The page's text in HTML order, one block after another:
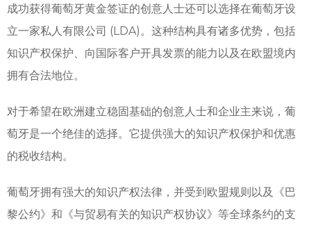
成功获得葡萄牙黄金签证的创意人士还可以选择在葡萄牙设
立一家私人有限公司 (LDA)。这种结构具有诸多优势，包括
知识产权保护、向国际客户开具发票的能力以及在欧盟境内
拥有合法地位。
对于希望在欧洲建立稳固基础的创意人士和企业主来说，葡
萄牙是一个绝佳的选择。它提供强大的知识产权保护和优惠
的税收结构。
葡萄牙拥有强大的知识产权法律，并受到欧盟规则以及《巴
黎公约》和《与贸易有关的知识产权协议》等全球条约的支